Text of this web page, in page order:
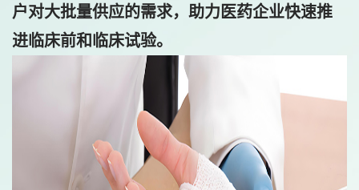
户对大批量供应的需求，助力医药企业快速推
进临床前和临床试验。